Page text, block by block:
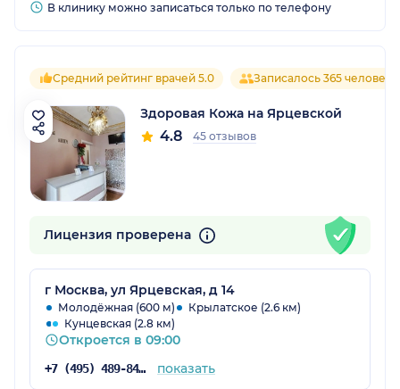
В клинику можно записаться только по телефону
Средний рейтинг врачей 5.0 Записалось 365 человек
Здоровая Кожа на Ярцевской
4.8 45 отзывов
Лицензия проверена
г Москва, ул Ярцевская, д 14
Молодёжная (600 м)
Крылатское (2.6 км)
Кунцевская (2.8 км)
Откроется в 09:00
+7 (495) 489-84-81 показать